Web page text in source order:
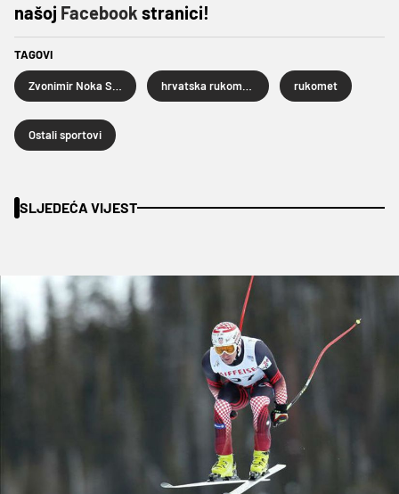
našoj Facebook stranici!
TAGOVI
rukomet
Ostali sportovi
SLJEDEĆA VIJEST